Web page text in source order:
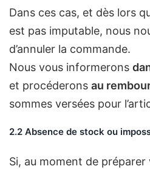
Dans ces cas, et dès lors
est pas imputable, nous
d’annuler la commande.
Nous vous informerons
et procéderons au
sommes versées pour
2.2 Absence de stock ou
Si, au moment de